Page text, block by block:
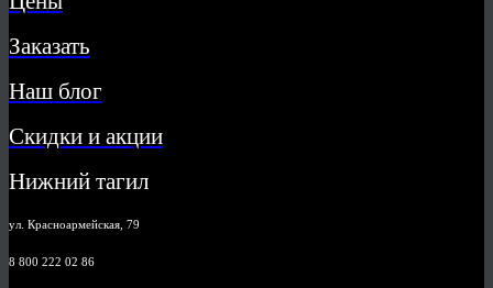
Заказать
Наш блог
Скидки и акции
Нижний тагил
ул. Красноармейская, 79
8 800 222 02 86